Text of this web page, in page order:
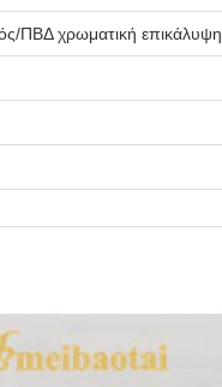
ΠΒΔ χρωματική επικάλυψη